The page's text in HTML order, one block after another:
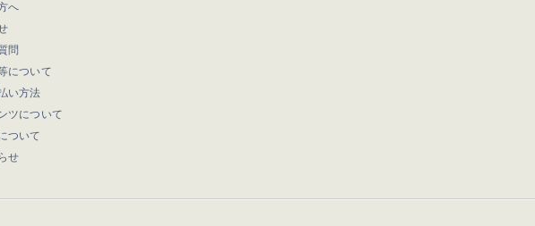
へ
問
について
い方法
ツについて
ついて
せ